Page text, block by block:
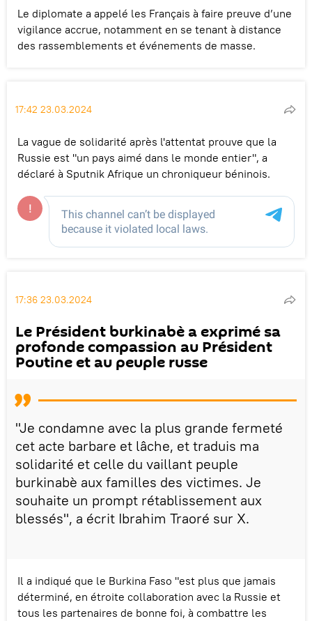
Le diplomate a appelé les Français à faire preuve d’une
vigilance accrue, notamment en se tenant à distance
des rassemblements et événements de masse.
17:42 23.03.2024
La vague de solidarité après l'attentat prouve que la
Russie est "un pays aimé dans le monde entier", a
déclaré à Sputnik Afrique un chroniqueur béninois.
17:36 23.03.2024
Le Président burkinabè a exprimé sa
profonde compassion au Président
Poutine et au peuple russe
"Je condamne avec la plus grande fermeté
cet acte barbare et lâche, et traduis ma
solidarité et celle du vaillant peuple
burkinabè aux familles des victimes. Je
souhaite un prompt rétablissement aux
blessés", a écrit Ibrahim Traoré sur X.
Il a indiqué que le Burkina Faso "est plus que jamais
déterminé, en étroite collaboration avec la Russie et
tous les partenaires de bonne foi, à combattre les